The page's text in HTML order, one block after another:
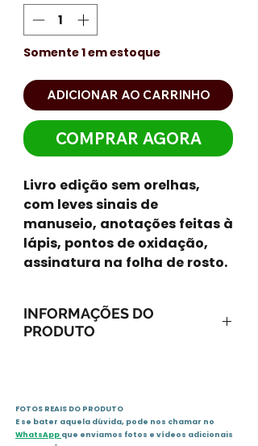
Somente 1 em estoque
ADICIONAR AO CARRINHO
COMPRAR AGORA
Livro edição sem orelhas,
com leves sinais de
manuseio, anotações feitas à
lápis, pontos de oxidação,
assinatura na folha de rosto.
INFORMAÇÕES DO
PRODUTO
Idioma: inglês
Editora: Oxford University Press
FOTOS REAIS DO PRODUTO
E se bater aquela dúvida, pode nos chamar no
WhatsApp que enviamos fotos e vídeos adicionais